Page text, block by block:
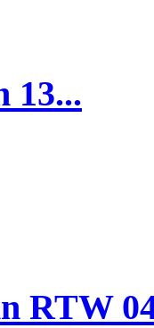
13...
RTW